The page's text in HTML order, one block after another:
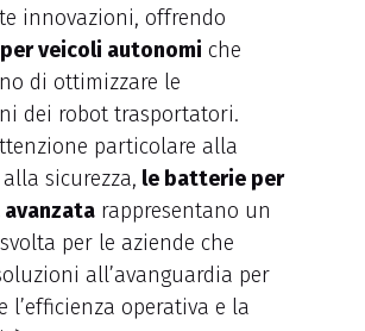
innovazioni, offrendo
veicoli autonomi che
di ottimizzare le
dei robot trasportatori.
particolare alla
sicurezza, le batterie per
rappresentano un
per le aziende che
all’avanguardia per
l’efficienza operativa e la